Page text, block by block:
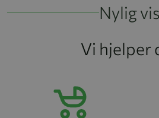
Nylig
Vi hjelper